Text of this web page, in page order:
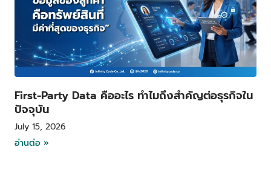
First-Party Data คืออะไร ทำไมถึงสำคัญต่อธุรกิจใน
ปัจจุบัน
July 15, 2026
อ่านต่อ »